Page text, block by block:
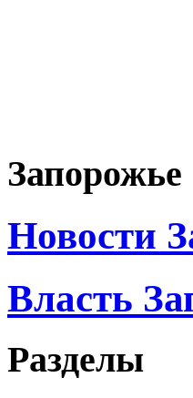
Запорожье
Новости
Власть
Разделы